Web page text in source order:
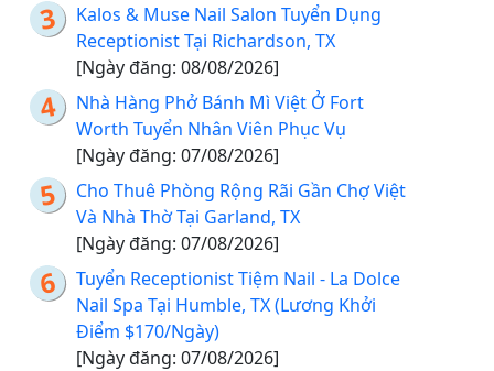
Kalos & Muse Nail Salon Tuyển Dụng
Receptionist Tại Richardson, TX
[Ngày đăng: 08/08/2026]
Nhà Hàng Phở Bánh Mì Việt Ở Fort
Worth Tuyển Nhân Viên Phục Vụ
[Ngày đăng: 07/08/2026]
Cho Thuê Phòng Rộng Rãi Gần Chợ Việt
Và Nhà Thờ Tại Garland, TX
[Ngày đăng: 07/08/2026]
Tuyển Receptionist Tiệm Nail - La Dolce
Nail Spa Tại Humble, TX (Lương Khởi
Điểm $170/Ngày)
[Ngày đăng: 07/08/2026]